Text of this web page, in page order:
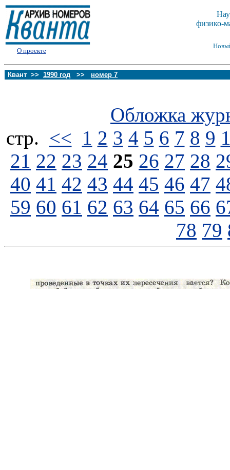
О проекте
физико-
Квант >> 1990 год >> номер 7
Обложка
стp. << 1 2 3 4 5 6 7 8 9
21 22 23 24 25 26 27 28
40 41 42 43 44 45 46 47
59 60 61 62 63 64 65 66
78 79